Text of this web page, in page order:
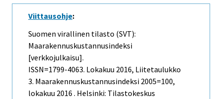
Viittausohje:
Suomen virallinen tilasto (SVT):
Maarakennuskustannusindeksi
[verkkojulkaisu].
ISSN=1799-4063. Lokakuu 2016, Liitetaulukko
3. Maarakennuskustannusindeksi 2005=100,
lokakuu 2016 . Helsinki: Tilastokeskus